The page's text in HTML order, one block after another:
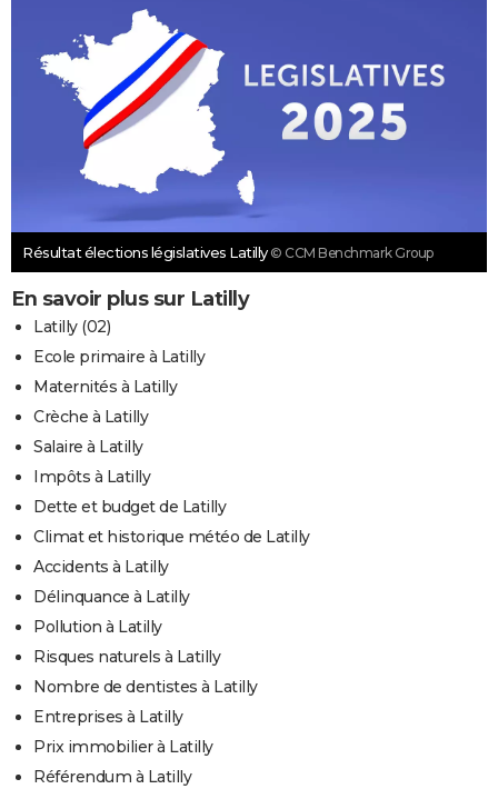
Résultat élections législatives Latilly © CCM Benchmark Group
En savoir plus sur Latilly
Latilly (02)
Ecole primaire à Latilly
Maternités à Latilly
Crèche à Latilly
Salaire à Latilly
Impôts à Latilly
Dette et budget de Latilly
Climat et historique météo de Latilly
Accidents à Latilly
Délinquance à Latilly
Pollution à Latilly
Risques naturels à Latilly
Nombre de dentistes à Latilly
Entreprises à Latilly
Prix immobilier à Latilly
Référendum à Latilly